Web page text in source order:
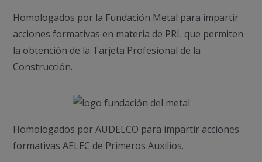
Homologados por la Fundación Metal para impartir
acciones formativas en materia de PRL que permiten
la obtención de la Tarjeta Profesional de la
Construcción.
Homologados por AUDELCO para impartir acciones
formativas AELEC de Primeros Auxilios.